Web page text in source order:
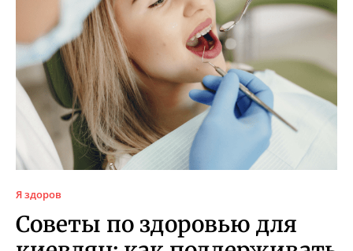
Я здоров
Советы по здоровью для